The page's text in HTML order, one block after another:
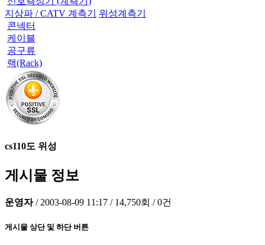
지상파 / CATV 계측기
위성계측기
콘넥터
케이블
공구류
랙(Rack)
cs110도 위성
게시물 정보
운영자 / 2003-08-09 11:17 / 14,750회 / 0건
게시물 상단 및 하단 버튼